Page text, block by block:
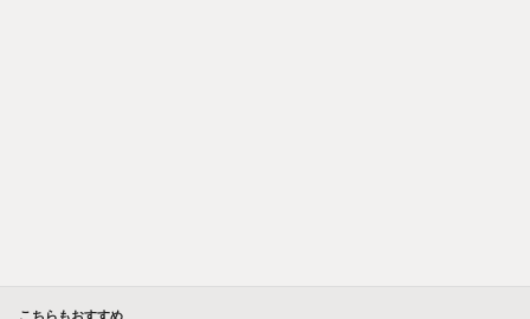
こちらもおすすめ